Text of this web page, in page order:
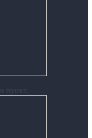
пункт.